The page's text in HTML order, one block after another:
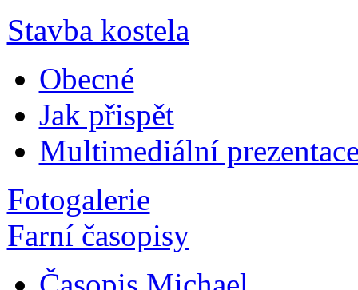
Stavba kostela
Obecné
Jak přispět
Multimediální
Fotogalerie
Farní časopisy